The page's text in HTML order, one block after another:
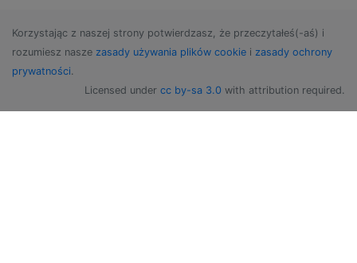
Korzystając z naszej strony potwierdzasz, że przeczytałeś(-aś) i
rozumiesz nasze zasady używania plików cookie i zasady ochrony
prywatności.
Licensed under cc by-sa 3.0 with attribution required.